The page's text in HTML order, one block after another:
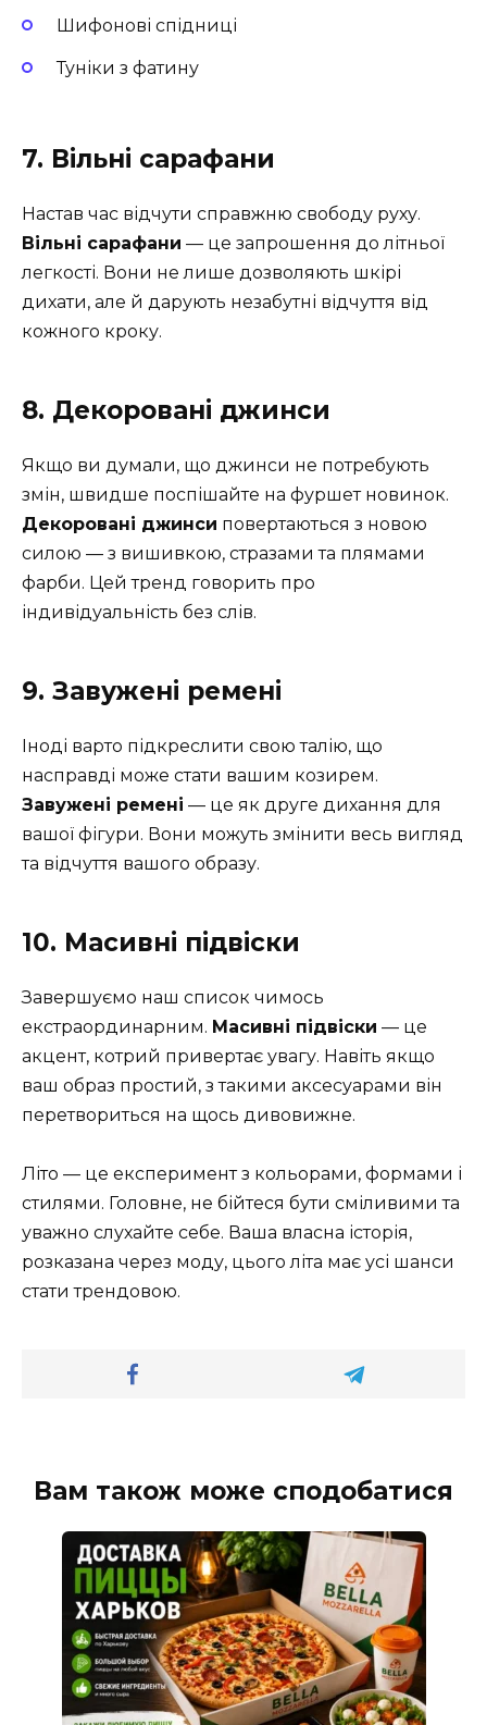
Шифонові спідниці
Туніки з фатину
7. Вільні сарафани
Настав час відчути справжню свободу руху.
Вільні сарафани — це запрошення до літньої
легкості. Вони не лише дозволяють шкірі
дихати, але й дарують незабутні відчуття від
кожного кроку.
8. Декоровані джинси
Якщо ви думали, що джинси не потребують
змін, швидше поспішайте на фуршет новинок.
Декоровані джинси повертаються з новою
силою — з вишивкою, стразами та плямами
фарби. Цей тренд говорить про
індивідуальність без слів.
9. Завужені ремені
Іноді варто підкреслити свою талію, що
насправді може стати вашим козирем.
Завужені ремені — це як друге дихання для
вашої фігури. Вони можуть змінити весь вигляд
та відчуття вашого образу.
10. Масивні підвіски
Завершуємо наш список чимось
екстраординарним. Масивні підвіски — це
акцент, котрий привертає увагу. Навіть якщо
ваш образ простий, з такими аксесуарами він
перетвориться на щось дивовижне.
Літо — це експеримент з кольорами, формами і
стилями. Головне, не бійтеся бути сміливими та
уважно слухайте себе. Ваша власна історія,
розказана через моду, цього літа має усі шанси
стати трендовою.
Вам також може сподобатися